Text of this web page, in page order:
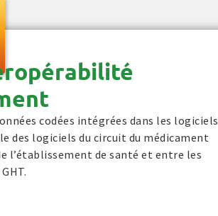
codées intégrées dans les logiciels
des logiciels du circuit du médicament
l’établissement de santé et entre les